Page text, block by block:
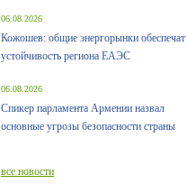
06.08.2026
Кожошев: общие энергорынки обеспечат
устойчивость региона ЕАЭС
06.08.2026
Спикер парламента Армении назвал
основные угрозы безопасности страны
все новости